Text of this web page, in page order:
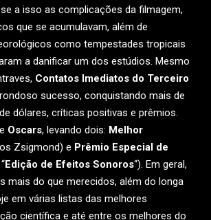
a isso as complicações da filmagem,
que se acumulavam, além de
como tempestades tropicais
a danificar um dos estúdios. Mesmo
Contatos Imediatos do Terceiro
sucesso, conquistando mais de
dólares, críticas positivas e prêmios.
Oscars, levando dois: Melhor
Zsigmond) e Prêmio Especial de
Edição de Efeitos Sonoros“). Em geral,
mais do que merecidos, além do longa
em várias listas das melhores
científica e até entre os melhores do